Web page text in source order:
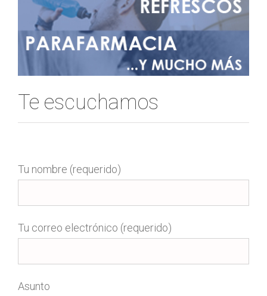
Te escuchamos
Tu nombre (requerido)
Tu correo electrónico (requerido)
Asunto